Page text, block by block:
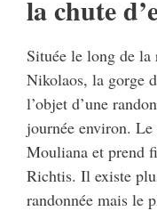
la chute
Située le long de
Nikolaos, la gorge
l’objet d’une
journée environ.
Mouliana et prend
Richtis. Il existe
randonnée mais le